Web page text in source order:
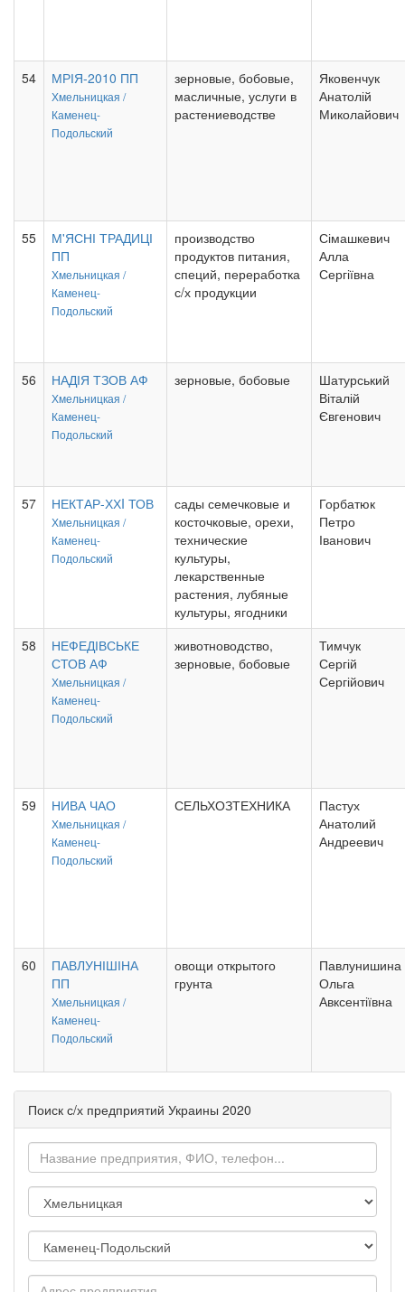
54 МРІЯ-2010 ПП
Хмельницкая /
Каменец-
Подольский
зерновые, бобовые,
масличные, услуги в
растениеводстве
Яковенчук
Анатолій
Миколайович
55
М'ЯСНІ ТРАДИЦІ
ПП
Хмельницкая /
Каменец-
Подольский
производство
продуктов питания,
специй, переработка
с/х продукции
Сімашкевич
Алла
Сергіївна
56 НАДІЯ ТЗОВ АФ
Хмельницкая /
Каменец-
Подольский
зерновые, бобовые
Шатурський
Віталій
Євгенович
57 НЕКТАР-ХХI ТОВ
Хмельницкая /
Каменец-
Подольский
сады семечковые и
косточковые, орехи,
технические
культуры,
лекарственные
растения, лубяные
культуры, ягодники
Горбатюк
Петро
Іванович
58
НЕФЕДІВСЬКЕ
СТОВ АФ
Хмельницкая /
Каменец-
Подольский
животноводство,
зерновые, бобовые
Тимчук
Сергій
Сергійович
59 НИВА ЧАО
Хмельницкая /
Каменец-
Подольский
СЕЛЬХОЗТЕХНИКА
Пастух
Анатолий
Андреевич
60
ПАВЛУНІШІНА
ПП
Хмельницкая /
Каменец-
Подольский
овощи открытого
грунта
Павлунишина
Ольга
Авксентіївна
Поиск с/х предприятий Украины 2020